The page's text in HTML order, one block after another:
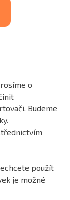
o
Budeme
použít
je možné